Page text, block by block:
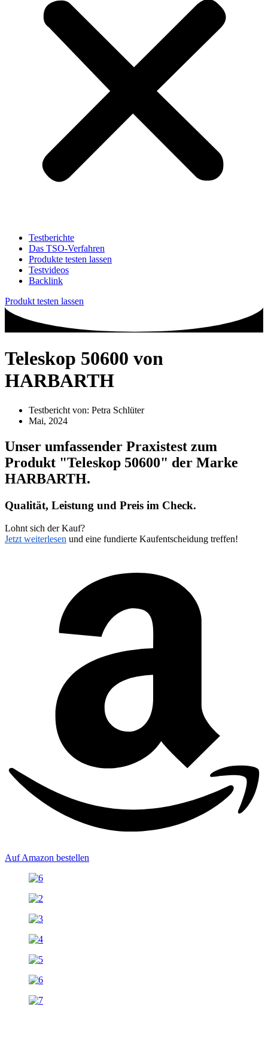
Testberichte
Das TSO-Verfahren
Produkte testen lassen
Testvideos
Backlink
Produkt testen lassen
Teleskop 50600 von
HARBARTH
Testbericht von: Petra Schlüter
Mai, 2024
Unser umfassender Praxistest zum
Produkt "Teleskop 50600" der Marke
HARBARTH.
Qualität, Leistung und Preis im Check.
Lohnt sich der Kauf?
Jetzt weiterlesen und eine fundierte Kaufentscheidung treffen!
Auf Amazon bestellen